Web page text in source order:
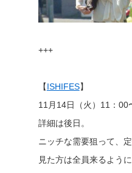
+++
【ISHIFES】
11月14日（火）11：00
詳細は後日。
ニッチな需要狙って、
見た方は全員来るように